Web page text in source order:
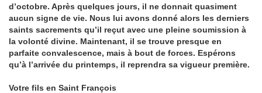
d’octobre. Après quelques jours, il ne donnait quasiment
aucun signe de vie. Nous lui avons donné alors les derniers
saints sacrements qu’il reçut avec une pleine soumission à
la volonté divine. Maintenant, il se trouve presque en
parfaite convalescence, mais à bout de forces. Espérons
qu’à l’arrivée du printemps, il reprendra sa vigueur première.
Votre fils en Saint François